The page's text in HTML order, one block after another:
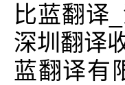
比蓝翻译
深圳翻译
蓝翻译有